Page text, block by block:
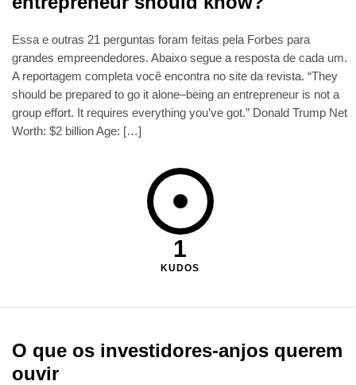
Essa e outras 21 perguntas foram feitas pela Forbes para
grandes empreendedores. Abaixo segue a resposta de cada um.
A reportagem completa você encontra no site da revista. “They
should be prepared to go it alone–being an entrepreneur is not a
group effort. It requires everything you’ve got.” Donald Trump Net
Worth: $2 billion Age: […]
1
KUDOS
O que os investidores-anjos querem
ouvir